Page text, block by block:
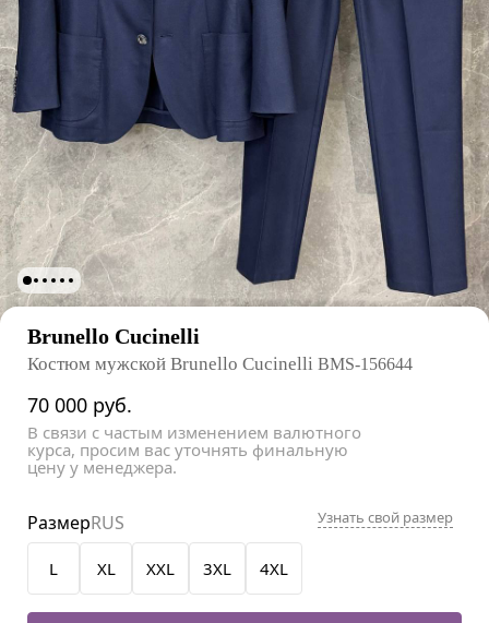
Brunello Cucinelli
Костюм мужской Brunello Cucinelli BMS-156644
70 000 руб.
В связи с частым изменением валютного
курса, просим вас уточнять финальную
цену у менеджера.
L XL XXL 3XL 4XL
РазмерRUS Узнать свой размер